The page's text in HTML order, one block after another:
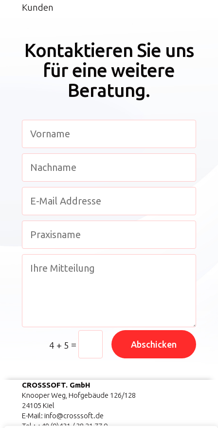
Kunden
Kontaktieren Sie uns
für eineweitere
Beratung.
4 + 5 = Abschicken
CROSSSOFT. GmbH
Knooper Weg, Hofgebäude 126/128
24105 Kiel
E-Mail: info@crosssoft.de
Tel.: +49 (0)431 / 38 21 77 0